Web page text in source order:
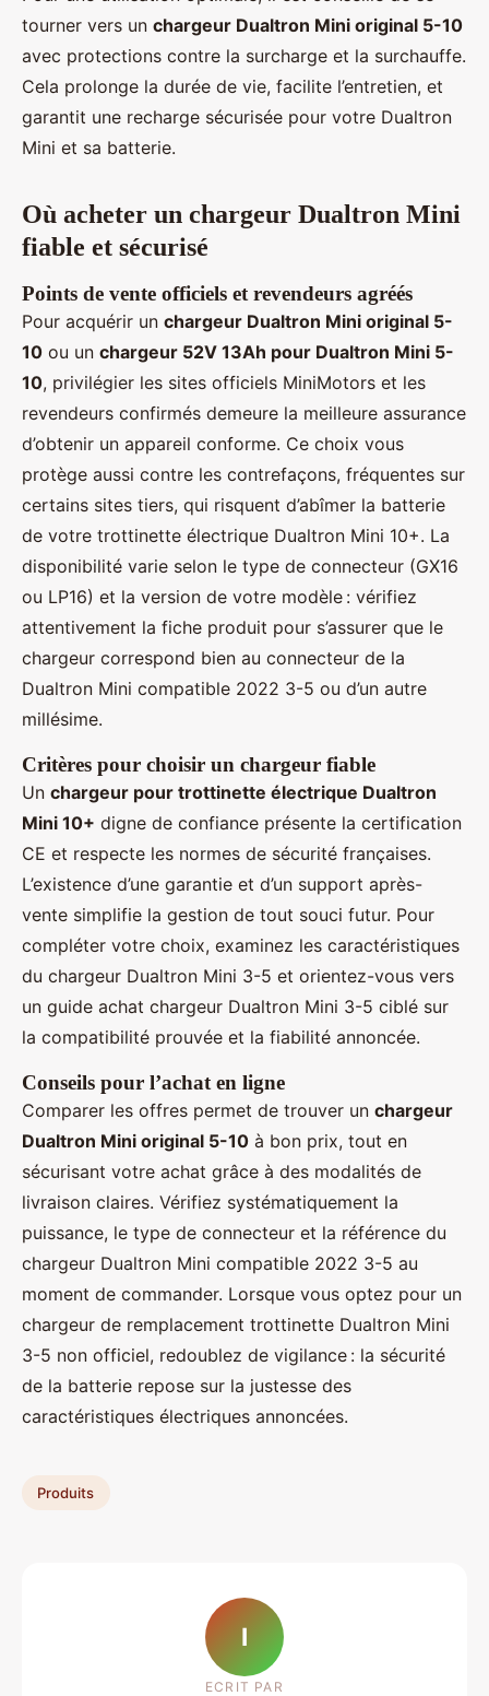
tourner vers un chargeur Dualtron Mini original 5-10
avec protections contre la surcharge et la surchauffe.
Cela prolonge la durée de vie, facilite l’entretien, et
garantit une recharge sécurisée pour votre Dualtron
Mini et sa batterie.
Où acheter un chargeur Dualtron Mini
fiable et sécurisé
Points de vente officiels et revendeurs agréés
Pour acquérir un chargeur Dualtron Mini original 5-
10 ou un chargeur 52V 13Ah pour Dualtron Mini 5-
10, privilégier les sites officiels MiniMotors et les
revendeurs confirmés demeure la meilleure assurance
d’obtenir un appareil conforme. Ce choix vous
protège aussi contre les contrefaçons, fréquentes sur
certains sites tiers, qui risquent d’abîmer la batterie
de votre trottinette électrique Dualtron Mini 10+. La
disponibilité varie selon le type de connecteur (GX16
ou LP16) et la version de votre modèle : vérifiez
attentivement la fiche produit pour s’assurer que le
chargeur correspond bien au connecteur de la
Dualtron Mini compatible 2022 3-5 ou d’un autre
millésime.
Critères pour choisir un chargeur fiable
Un chargeur pour trottinette électrique Dualtron
Mini 10+ digne de confiance présente la certification
CE et respecte les normes de sécurité françaises.
L’existence d’une garantie et d’un support après-
vente simplifie la gestion de tout souci futur. Pour
compléter votre choix, examinez les caractéristiques
du chargeur Dualtron Mini 3-5 et orientez-vous vers
un guide achat chargeur Dualtron Mini 3-5 ciblé sur
la compatibilité prouvée et la fiabilité annoncée.
Conseils pour l’achat en ligne
Comparer les offres permet de trouver un chargeur
Dualtron Mini original 5-10 à bon prix, tout en
sécurisant votre achat grâce à des modalités de
livraison claires. Vérifiez systématiquement la
puissance, le type de connecteur et la référence du
chargeur Dualtron Mini compatible 2022 3-5 au
moment de commander. Lorsque vous optez pour un
chargeur de remplacement trottinette Dualtron Mini
3-5 non officiel, redoublez de vigilance : la sécurité
de la batterie repose sur la justesse des
caractéristiques électriques annoncées.
Produits
I
ECRIT PAR